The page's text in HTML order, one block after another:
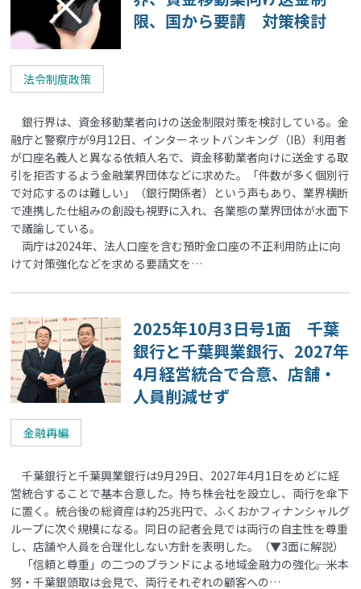
限、国から要請 対策検討
法令制度政策
銀行界は、資金移動業者向けの送金制限対策を検討している。金
融庁と警察庁が9月12日、インターネットバンキング（IB）利用者
が口座名義人と異なる依頼人名で、資金移動業者向けに送金する取
引を拒否するよう金融業界団体などに求めた。「件数が多く個別行
で対応するのは難しい」（銀行関係者）という声もあり、業界横断
で連携した仕組みの創設も視野に入れ、各業態の業界団体が水面下
で議論している。
両庁は2024年、法人口座を含む預貯金口座の不正利用防止に向
けて対策強化などを求める要請文を…
2025年10月3日号1面 千葉
銀行と千葉興業銀行、2027年
4月経営統合で合意、店舗・
人員削減せず
金融再編
千葉銀行と千葉興業銀行は9月29日、2027年4月1日をめどに経
営統合することで基本合意した。持ち株会社を設立し、両行を傘下
に置く。統合後の総資産は約25兆円で、ふくおかフィナンシャルグ
ループに次ぐ規模になる。同日の記者会見では両行の自主性を尊重
し、店舗や人員を合理化しない方針を表明した。（▼3面に解説）
「信頼と尊重」の二つのブランドによる地域金融力の強化――。米本
努・千葉銀頭取は会見で、両行それぞれの顧客への…